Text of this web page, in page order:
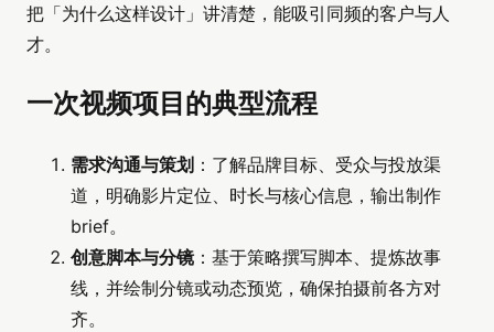
把「为什么这样设计」讲清楚，能吸引同频的客户与人
才。
一次视频项目的典型流程
需求沟通与策划 ：了解品牌目标、受众与投放渠
道，明确影片定位、时长与核心信息，输出制作
brief。
创意脚本与分镜 ：基于策略撰写脚本、提炼故事
线，并绘制分镜或动态预览，确保拍摄前各方对
齐。